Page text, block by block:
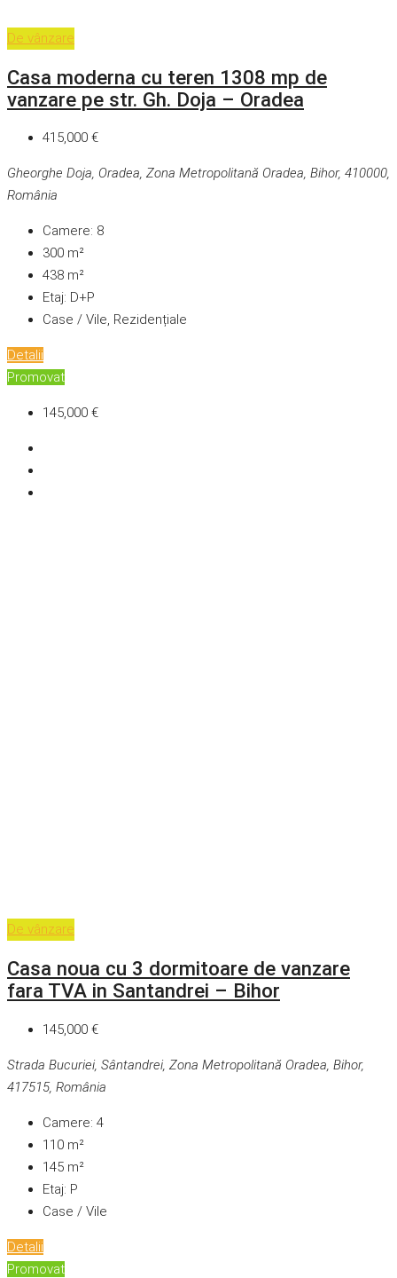
De vânzare
Casa moderna cu teren 1308 mp de
vanzare pe str. Gh. Doja – Oradea
415,000 €
Gheorghe Doja, Oradea, Zona Metropolitană Oradea, Bihor, 410000,
România
Camere: 8
300 m²
438 m²
Etaj: D+P
Case / Vile, Rezidențiale
Detalii
Promovat
145,000 €
De vânzare
Casa noua cu 3 dormitoare de vanzare
fara TVA in Santandrei – Bihor
145,000 €
Strada Bucuriei, Sântandrei, Zona Metropolitană Oradea, Bihor,
417515, România
Camere: 4
110 m²
145 m²
Etaj: P
Case / Vile
Detalii
Promovat